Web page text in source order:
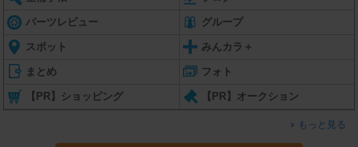
パーツレビュー グループ
スポット みんカラ＋
まとめ フォト
【PR】ショッピング 【PR】オークション
もっと見る